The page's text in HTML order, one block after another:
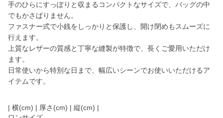
手のひらにすっぽりと収まるコンパクトなサイズで、バッグの中
でもかさばりません。
ファスナー式で小銭をしっかりと保護し、開け閉めもスムーズに
行えます。
上質なレザーの質感と丁寧な縫製が特徴で、長くご愛用いただけ
ます。
日常使いから特別な日まで、幅広いシーンでお使いいただけるア
イテムです。
| 横(cm) | 厚さ(cm) | 縦(cm) |